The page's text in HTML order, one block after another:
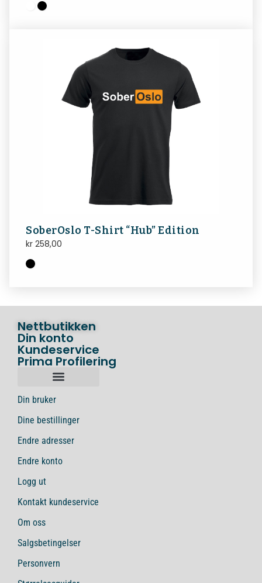
SoberOslo T-Shirt “Hub” Edition
kr 258,00
Nettbutikken
Din konto
Kundeservice
Prima Profilering
Din bruker
Dine bestillinger
Endre adresser
Endre konto
Logg ut
Kontakt kundeservice
Om oss
Salgsbetingelser
Personvern